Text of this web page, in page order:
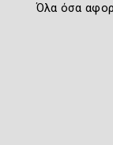
Όλα όσα